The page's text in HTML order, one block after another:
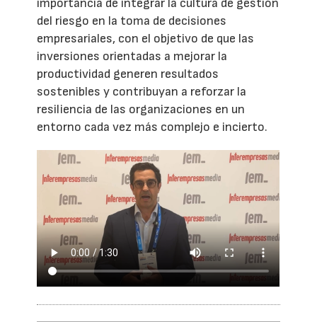
importancia de integrar la cultura de gestión
del riesgo en la toma de decisiones
empresariales, con el objetivo de que las
inversiones orientadas a mejorar la
productividad generen resultados
sostenibles y contribuyan a reforzar la
resiliencia de las organizaciones en un
entorno cada vez más complejo e incierto.